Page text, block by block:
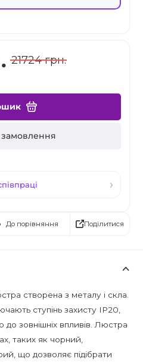
21724 грн.
До порівняння Поділитися
створена з металу і скла.
ступінь захисту IP20,
зовнішніх впливів. Люстра
таких як чорний,
що дозволяє підібрати